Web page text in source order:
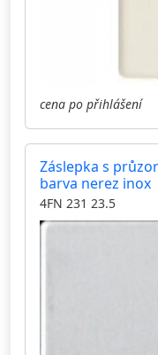
cena po přihlášení
Záslepka s
barva nerez inox
4FN 231 23.5